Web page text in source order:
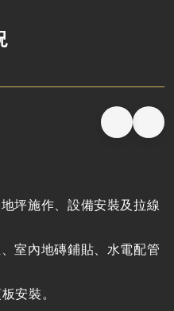
坪施作、設備安裝及拉線
室內地磚鋪貼、水電配管
安裝。